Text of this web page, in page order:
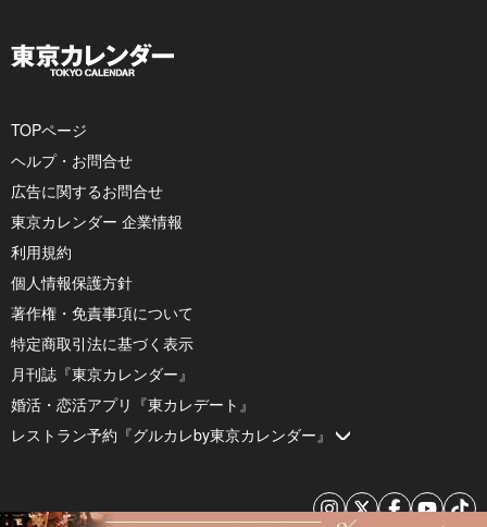
TOPページ
ヘルプ・お問合せ
広告に関するお問合せ
東京カレンダー 企業情報
利用規約
個人情報保護方針
著作権・免責事項について
特定商取引法に基づく表示
月刊誌『東京カレンダー』
婚活・恋活アプリ『東カレデート』
レストラン予約『グルカレby東京カレンダー』